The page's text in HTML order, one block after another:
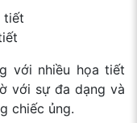
với nhiều họa tiết
với sự đa dạng và
chiếc ủng.